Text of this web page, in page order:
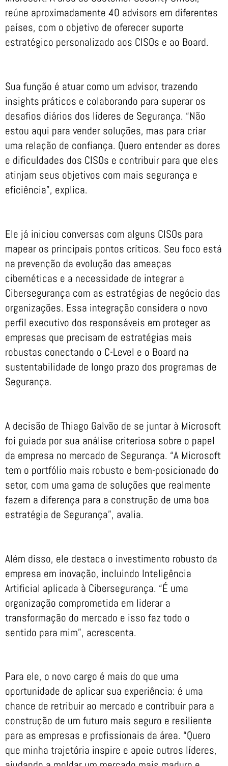
reúne aproximadamente 40 advisors em diferentes
países, com o objetivo de oferecer suporte
estratégico personalizado aos CISOs e ao Board.
Sua função é atuar como um advisor, trazendo
insights práticos e colaborando para superar os
desafios diários dos líderes de Segurança. “Não
estou aqui para vender soluções, mas para criar
uma relação de confiança. Quero entender as dores
e dificuldades dos CISOs e contribuir para que eles
atinjam seus objetivos com mais segurança e
eficiência”, explica.
Ele já iniciou conversas com alguns CISOs para
mapear os principais pontos críticos. Seu foco está
na prevenção da evolução das ameaças
cibernéticas e a necessidade de integrar a
Cibersegurança com as estratégias de negócio das
organizações. Essa integração considera o novo
perfil executivo dos responsáveis em proteger as
empresas que precisam de estratégias mais
robustas conectando o C-Level e o Board na
sustentabilidade de longo prazo dos programas de
Segurança.
A decisão de Thiago Galvão de se juntar à Microsoft
foi guiada por sua análise criteriosa sobre o papel
da empresa no mercado de Segurança. “A Microsoft
tem o portfólio mais robusto e bem-posicionado do
setor, com uma gama de soluções que realmente
fazem a diferença para a construção de uma boa
estratégia de Segurança”, avalia.
Além disso, ele destaca o investimento robusto da
empresa em inovação, incluindo Inteligência
Artificial aplicada à Cibersegurança. “É uma
organização comprometida em liderar a
transformação do mercado e isso faz todo o
sentido para mim”, acrescenta.
Para ele, o novo cargo é mais do que uma
oportunidade de aplicar sua experiência: é uma
chance de retribuir ao mercado e contribuir para a
construção de um futuro mais seguro e resiliente
para as empresas e profissionais da área. “Quero
que minha trajetória inspire e apoie outros líderes,